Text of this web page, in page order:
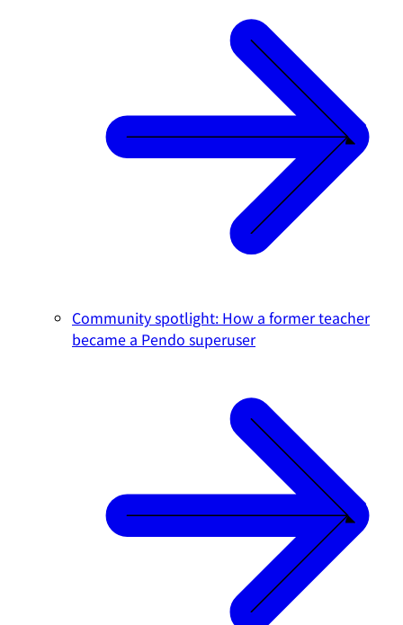
Community spotlight: How a former teacher
became a Pendo superuser